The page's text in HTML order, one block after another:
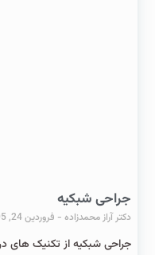
جراحی شبکیه
دکتر آراز محمدزاده فروردین 24, 1405
جراحی شبکیه از تکنیک های